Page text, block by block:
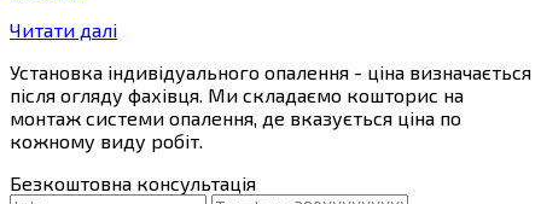
Читати далі
Установка індивідуального опалення - ціна визначається
після огляду фахівця. Ми складаємо кошторис на
монтаж системи опалення, де вказується ціна по
кожному виду робіт.
Безкоштовна консультація